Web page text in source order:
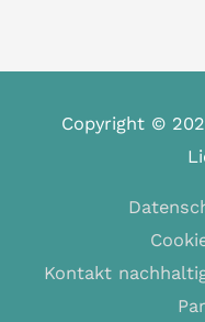
Copyright ©
Kontakt